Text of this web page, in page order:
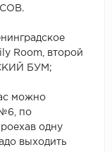
Room, второй
БУМ;
можно
по
одну
выходить